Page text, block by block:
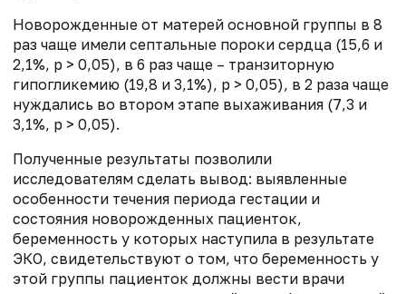
Новорожденные от матерей основной группы в 8
раз чаще имели септальные пороки сердца (15,6 и
2,1%, p > 0,05), в 6 раз чаще – транзиторную
гипогликемию (19,8 и 3,1%), p > 0,05), в 2 раза чаще
нуждались во втором этапе выхаживания (7,3 и
3,1%, p > 0,05).
Полученные результаты позволили
исследователям сделать вывод: выявленные
особенности течения периода гестации и
состояния новорожденных пациенток,
беременность у которых наступила в результате
ЭКО, свидетельствуют о том, что беременность у
этой группы пациенток должны вести врачи